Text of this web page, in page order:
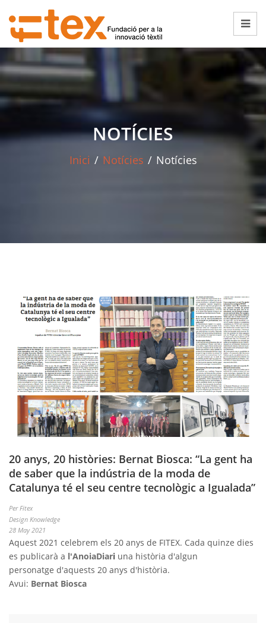
NOTÍCIES
Inici / Notícies / Notícies
20 anys, 20 històries: Bernat Biosca: “La gent ha
de saber que la indústria de la moda de
Catalunya té el seu centre tecnològic a Igualada”
Per Fitex
Design Knowledge
28 May 2021
Aquest 2021 celebrem els 20 anys de FITEX. Cada quinze dies
es publicarà a l'AnoiaDiari una història d'algun
personatge d'aquests 20 anys d'història.
Avui: Bernat Biosca